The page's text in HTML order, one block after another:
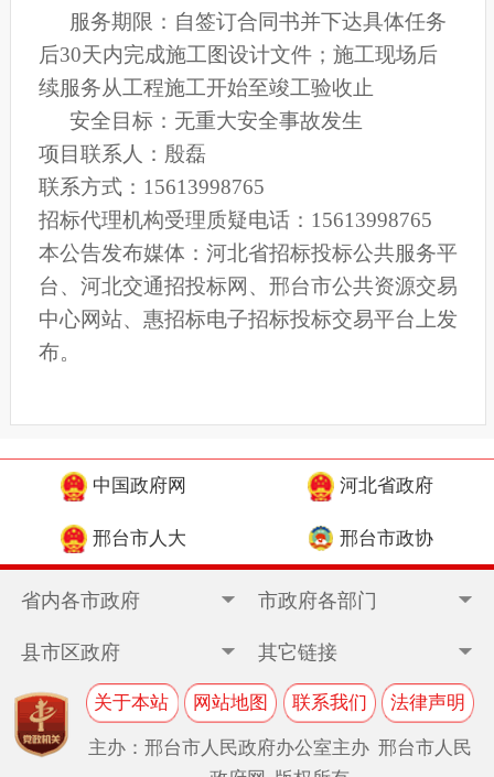
服务期限：自签订合同书并下达具体任务
后30天内完成施工图设计文件；施工现场后
续服务从工程施工开始至竣工验收止
安全目标：无重大安全事故发生
项目联系人： 殷磊
联系方式： 15613998765
招标代理机构受理质疑电话： 15613998765
本公告发布媒体：河北省招标投标公共服务平
台、河北交通招投标网、邢台市公共资源交易
中心网站、惠招标电子招标投标交易平台上发
布。
中国政府网 河北省政府
邢台市人大 邢台市政协
省内各市政府 市政府各部门
县市区政府 其它链接
关于本站 网站地图 联系我们 法律声明
主办：邢台市人民政府办公室主办 邢台市人民